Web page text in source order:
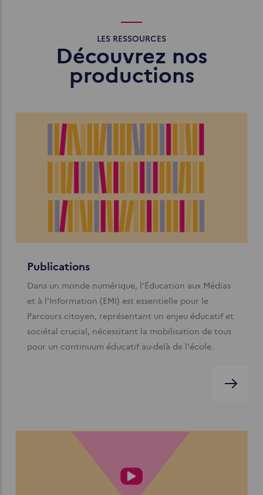
LES RESSOURCES
Découvrez nos
productions
Publications
Dans un monde numérique, l'Éducation aux Médias
et à l'Information (EMI) est essentielle pour le
Parcours citoyen, représentant un enjeu éducatif et
sociétal crucial, nécessitant la mobilisation de tous
pour un continuum éducatif au-delà de l'école.